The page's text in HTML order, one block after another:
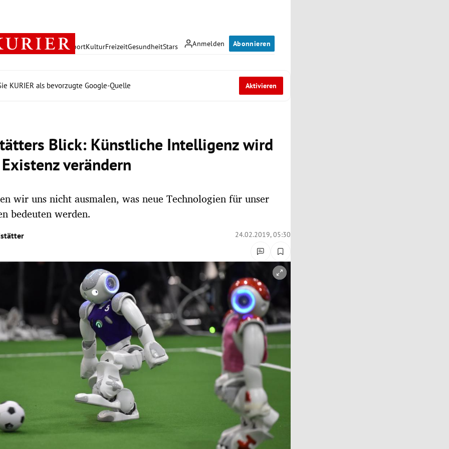
Anmelden Abonnieren
PolitikWirtschaft SportKulturFreizeitGesundheitStars
KURIER als bevorzugte Google-Quelle Aktivieren
Blick: Künstliche Intelligenz wird
verändern
wir uns nicht ausmalen, was neue Technologien für unser
bedeuten werden.
24.02.2019, 05:30
öffnen/schließen